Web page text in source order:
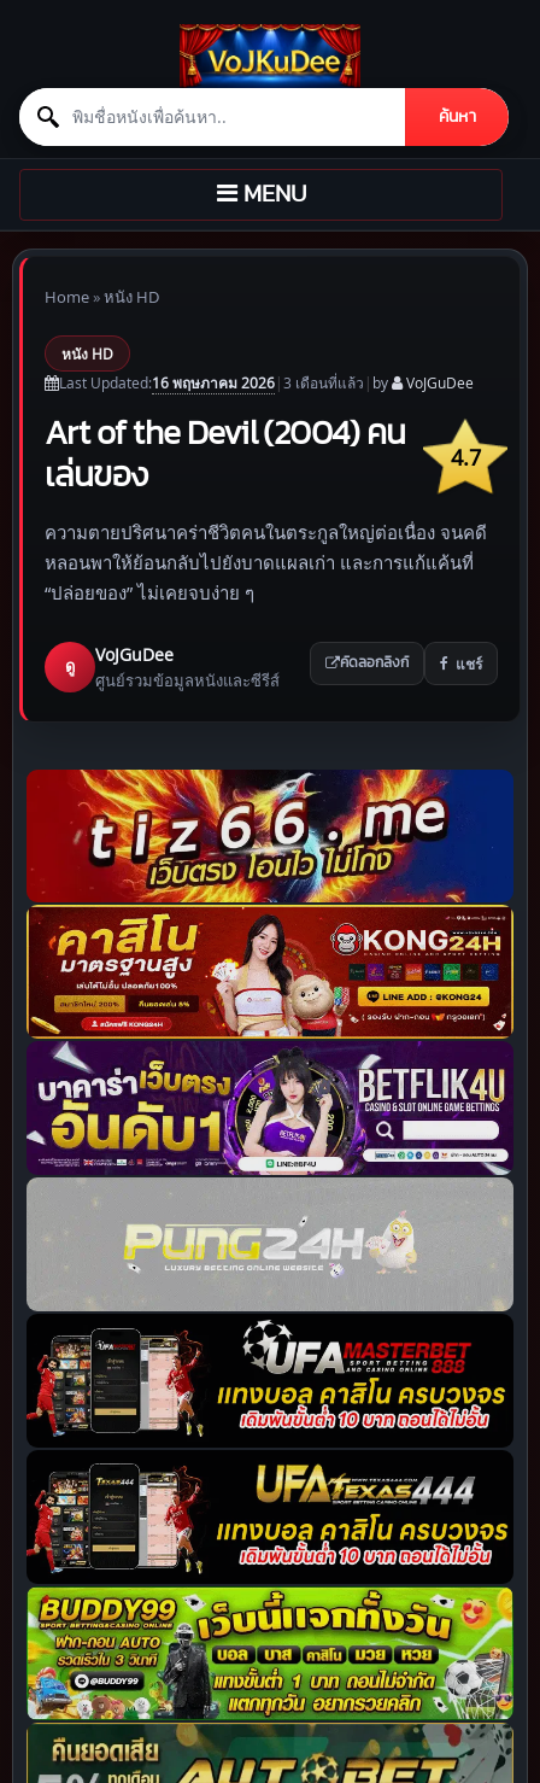
Search for:
ค้นหา
Skip to content
TOGGLE
NAVIGATION
MENU
Home»หนัง HD
หนัง HD
Last Updated:16 พฤษภาคม 2026|3 เดือนที่แล้ว | by VoJGuDee
4.7
Art of the Devil (2004) คน
เล่นของ
ความตายปริศนาคร่าชีวิตคนในตระกูลใหญ่ต่อเนื่อง จนคดี
หลอนพาให้ย้อนกลับไปยังบาดแผลเก่า และการแก้แค้นที่
“ปล่อยของ” ไม่เคยจบง่าย ๆ
ดู
VoJGuDee
ศูนย์รวมข้อมูลหนังและซีรีส์
คัดลอกลิงก์ แชร์